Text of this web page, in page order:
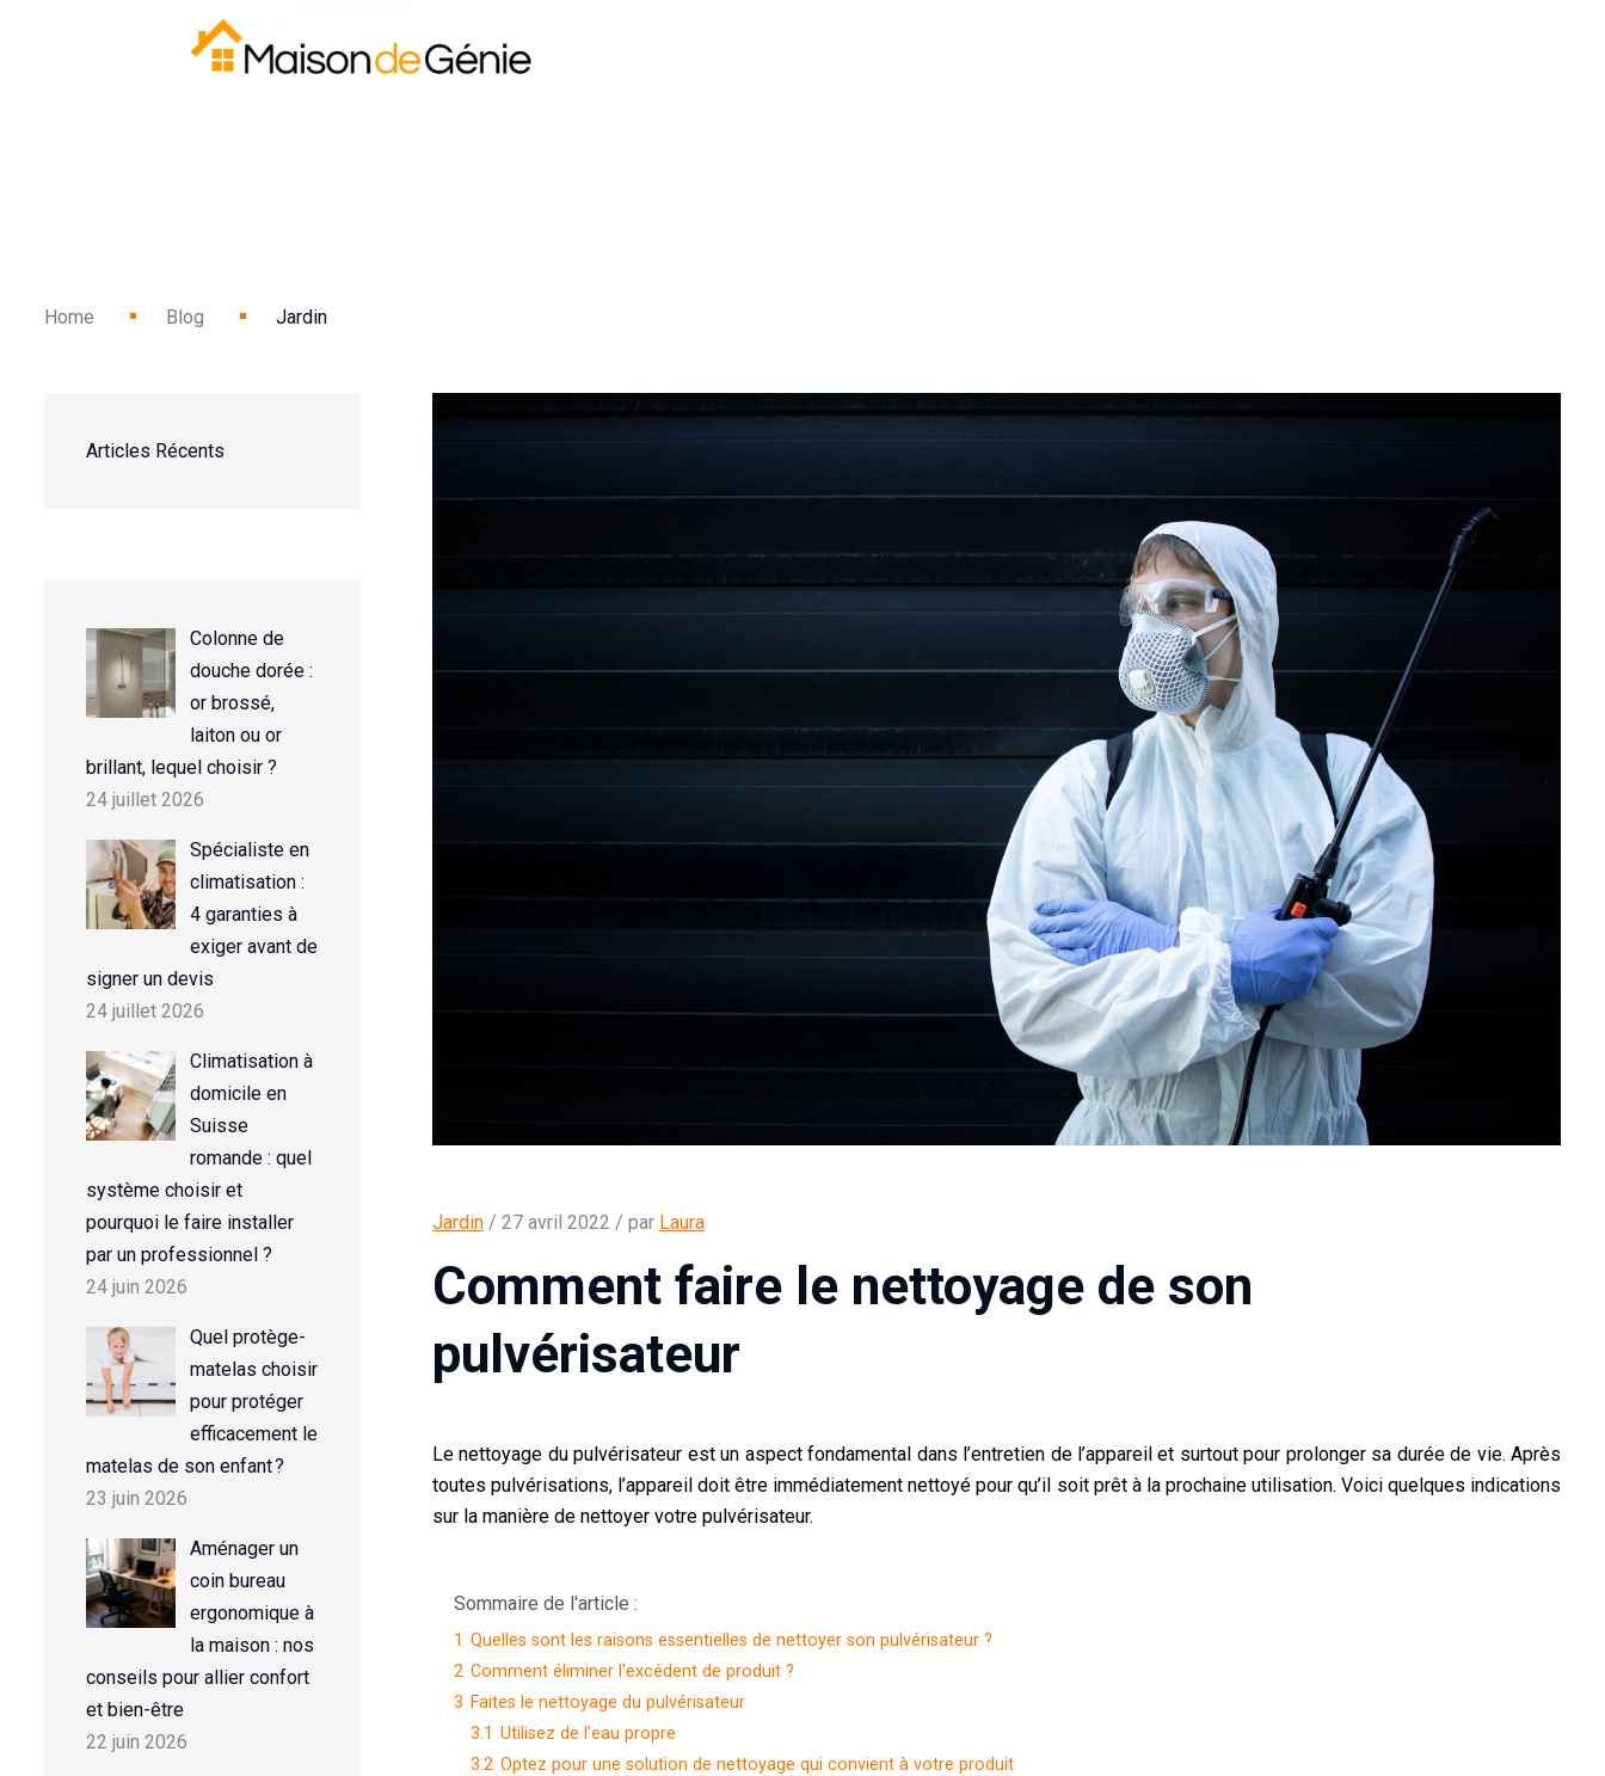
Home Blog Jardin
Articles Récents
Colonne de
douche dorée :
or brossé,
laiton ou or
brillant, lequel choisir ?
24 juillet 2026
Spécialiste en
climatisation :
4 garanties à
exiger avant de
signer un devis
24 juillet 2026
Climatisation à
domicile en
Suisse
romande : quel
système choisir et
pourquoi le faire installer
par un professionnel ?
24 juin 2026
Quel protège-
matelas choisir
pour protéger
efficacement le
matelas de son enfant ?
23 juin 2026
Aménager un
coin bureau
ergonomique à
la maison : nos
conseils pour allier confort
et bien-être
22 juin 2026
Jardin / 27 avril 2022 / par Laura
Comment faire le nettoyage de son
pulvérisateur
Le nettoyage du pulvérisateur est un aspect fondamental dans l’entretien de l’appareil et surtout pour prolonger sa durée de vie. Après
toutes pulvérisations, l’appareil doit être immédiatement nettoyé pour qu’il soit prêt à la prochaine utilisation. Voici quelques indications
sur la manière de nettoyer votre pulvérisateur.
Sommaire de l'article :
1 Quelles sont les raisons essentielles de nettoyer son pulvérisateur ?
2 Comment éliminer l’excédent de produit ?
3 Faites le nettoyage du pulvérisateur
3.1 Utilisez de l’eau propre
3.2 Optez pour une solution de nettoyage qui convient à votre produit